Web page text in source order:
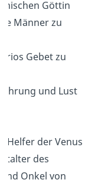
Göttin
Männer zu
Gebet zu
und Lust
Helfer der Venus
des
und Onkel von